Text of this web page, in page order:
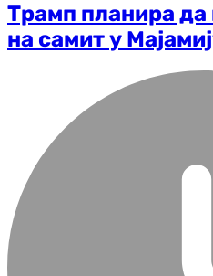
Трамп планира да
на самит у